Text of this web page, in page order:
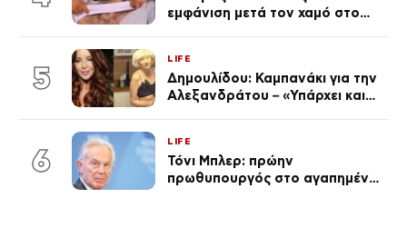
εμφάνιση μετά τον χαμό στο
5
LIFE
Δημουλίδου: Καμπανάκι για την
Αλεξανδράτου – «Υπάρχει και
6
LIFE
Τόνι Μπλερ: πρώην
πρωθυπουργός στο αγαπημένο